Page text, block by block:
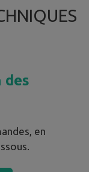
des
en